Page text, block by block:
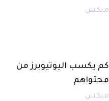
ميكس
كم يكسب اليوتيوبرز من
محتواهم
ميكس